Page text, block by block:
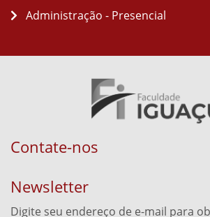
Administração - Presencial
Contate-nos
Newsletter
Digite seu endereço de e-mail para